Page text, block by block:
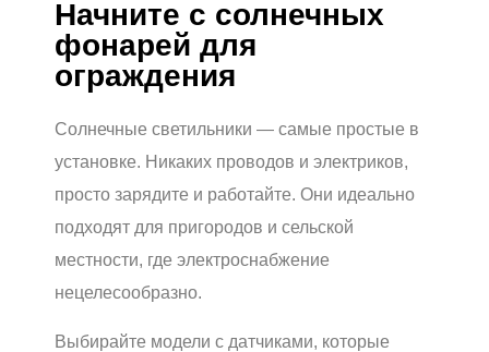
Начните с солнечных
фонарей для
ограждения
Солнечные светильники — самые простые в
установке. Никаких проводов и электриков,
просто зарядите и работайте. Они идеально
подходят для пригородов и сельской
местности, где электроснабжение
нецелесообразно.
Выбирайте модели с датчиками, которые